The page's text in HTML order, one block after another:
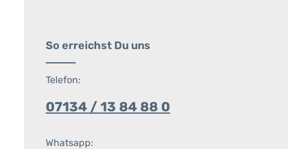
So erreichst Du uns
Telefon:
07134 / 13 84 88 0
Whatsapp: